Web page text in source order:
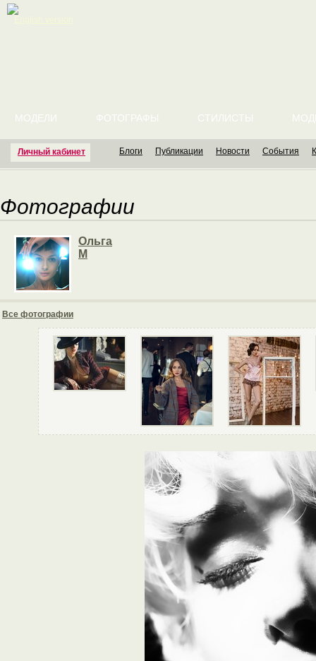
Личный кабинет
МОДЕЛИ ФОТОГРАФЫ СТИЛИСТЫ
Блоги Публикации Новости События
Фотографии
Ольга
М
Все фотографии